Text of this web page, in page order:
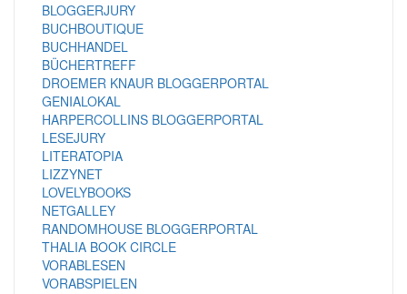
BLOGGERJURY
BUCHBOUTIQUE
BUCHHANDEL
BÜCHERTREFF
DROEMER KNAUR BLOGGERPORTAL
GENIALOKAL
HARPERCOLLINS BLOGGERPORTAL
LESEJURY
LITERATOPIA
LIZZYNET
LOVELYBOOKS
NETGALLEY
RANDOMHOUSE BLOGGERPORTAL
THALIA BOOK CIRCLE
VORABLESEN
VORABSPIELEN